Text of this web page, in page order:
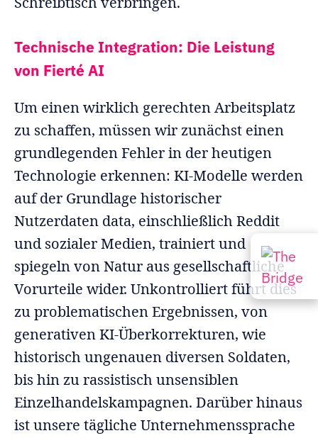
Technische Integration: Die Leistung
von Fierté AI
Um einen wirklich gerechten Arbeitsplatz
zu schaffen, müssen wir zunächst einen
grundlegenden Fehler in der heutigen
Technologie erkennen: KI-Modelle werden
auf der Grundlage historischer
Nutzerdaten data, einschließlich Reddit
und sozialer Medien, trainiert und
spiegeln von Natur aus gesellschaftliche
Vorurteile wider. Unkontrolliert führt dies
zu problematischen Ergebnissen, von
generativen KI-Überkorrekturen, wie
historisch ungenauen diversen Soldaten,
bis hin zu rassistisch unsensiblen
Einzelhandelskampagnen. Darüber hinaus
ist unsere tägliche Unternehmenssprache